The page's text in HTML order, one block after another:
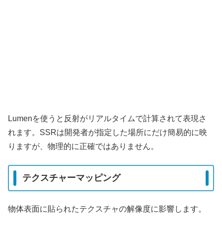
Lumenを使うと反射がリアルタイムで計算されて表現さ
れます。SSRは開発者が指定した場所にだけ簡易的に映
りますが、物理的に正確ではありません。
テクスチャーマッピング
物体表面に貼られたテクスチャの解像度に影響します。